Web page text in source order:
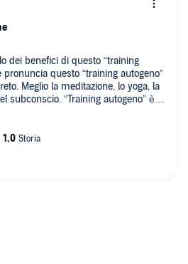
dei benefici di questo “training
pronuncia questo “training autogeno”
Meglio la meditazione, lo yoga, la
subconscio. “Training autogeno” è
antiche, quindi niente di